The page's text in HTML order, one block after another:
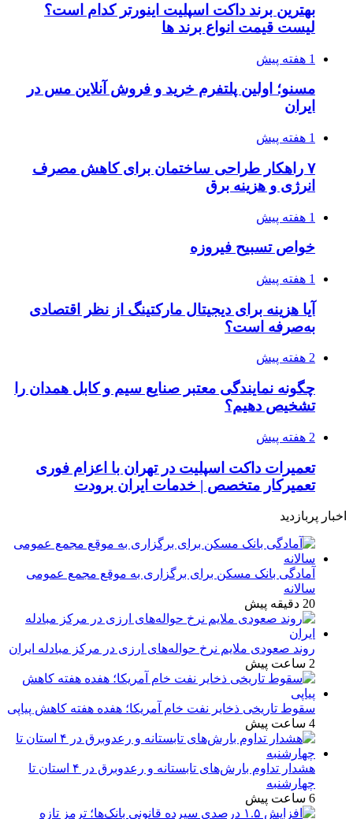
بهترین برند داکت اسپلیت اینورتر کدام است؟
لیست قیمت انواع برند ها
1 هفته پیش
مسنو؛ اولین پلتفرم خرید و فروش آنلاین مس در
ایران
1 هفته پیش
۷ راهکار طراحی ساختمان برای کاهش مصرف
انرژی و هزینه برق
1 هفته پیش
خواص تسبیح فیروزه
1 هفته پیش
آیا هزینه برای دیجیتال مارکتینگ از نظر اقتصادی
به‌صرفه است؟
2 هفته پیش
چگونه نمایندگی معتبر صنایع سیم و کابل همدان را
تشخیص دهیم؟
2 هفته پیش
تعمیرات داکت اسپلیت در تهران با اعزام فوری
تعمیرکار متخصص | خدمات ایران برودت
اخبار پربازدید
آمادگی بانک مسکن برای برگزاری به موقع مجمع عمومی
سالانه
20 دقیقه پیش
روند صعودی ملایم نرخ حواله‌های ارزی در مرکز مبادله ایران
2 ساعت پیش
سقوط تاریخی ذخایر نفت خام آمریکا؛ هفده هفته کاهش پیاپی
4 ساعت پیش
هشدار تداوم بارش‌های تابستانه و رعدوبرق در ۴ استان تا
چهارشنبه
6 ساعت پیش